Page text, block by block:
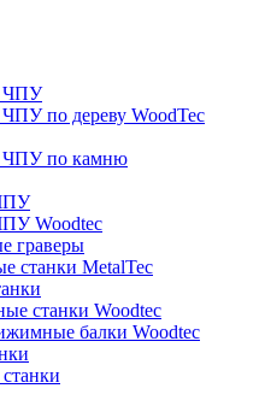
ЧПУ
по дереву WoodTec
ЧПУ по камню
Woodtec
граверы
станки MetalTec
станки Woodtec
балки Woodtec